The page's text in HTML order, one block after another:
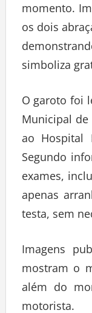
momento.
os dois
simboliza
O garoto foi
Municipal
ao Hospital
Segundo
exames,
apenas
testa, sem
Imagens
mostram o
além do
motorista.